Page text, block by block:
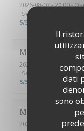
Il
dati
sono
2026-08-07- 20:00 -
Servizio
5/5
Mette
2026-08-03
- 20:00 -
Servizio
5/5
Michel
2026-08-05
- 20:00 -